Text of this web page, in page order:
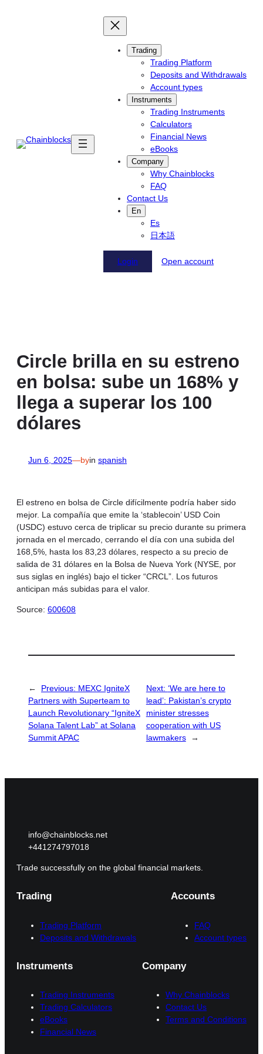
Trading
Trading Platform
Deposits and Withdrawals
Account types
Instruments
Trading Instruments
Calculators
Financial News
eBooks
Company
Why Chainblocks
FAQ
Contact Us
En
Es
日本語
Login Open account
Circle brilla en su estreno
en bolsa: sube un 168% y
llega a superar los 100
dólares
Jun 6, 2025—byin spanish
El estreno en bolsa de Circle difícilmente podría haber sido
mejor. La compañía que emite la ‘stablecoin’ USD Coin
(USDC) estuvo cerca de triplicar su precio durante su primera
jornada en el mercado, cerrando el día con una subida del
168,5%, hasta los 83,23 dólares, respecto a su precio de
salida de 31 dólares en la Bolsa de Nueva York (NYSE, por
sus siglas en inglés) bajo el ticker “CRCL”. Los futuros
anticipan más subidas para el valor.
Source: 600608
← Previous: MEXC IgniteX
Partners with Superteam to
Launch Revolutionary “IgniteX
Solana Talent Lab” at Solana
Summit APAC
Next: ‘We are here to
lead’: Pakistan’s crypto
minister stresses
cooperation with US
lawmakers
→
info@chainblocks.net
+441274797018
Trade successfully on the global financial markets.
Trading
Trading Platform
Deposits and Withdrawals
Accounts
FAQ
Account types
Instruments
Trading Instruments
Trading Calculators
eBooks
Financial News
Company
Why Chainblocks
Contact Us
Terms and Conditions